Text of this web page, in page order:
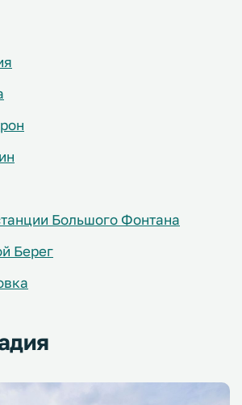
Большого Фонтана
Берег